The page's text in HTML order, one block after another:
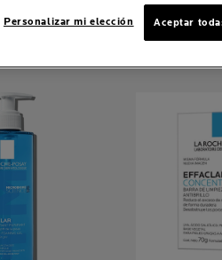
Aceptar
Personalizar mi elección